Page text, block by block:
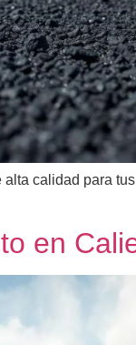
calidad para
en